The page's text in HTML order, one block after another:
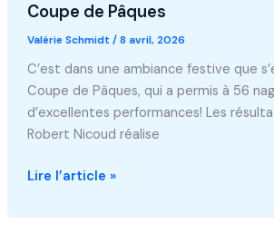
Coupe de Pâques
Valérie Schmidt /8 avril, 2026
C’est dans une ambiance festive que
Coupe de Pâques, qui a permis à 56
d’excellentes performances! Les
Robert Nicoud réalise
Coupe
Pâques
Lire l’article »